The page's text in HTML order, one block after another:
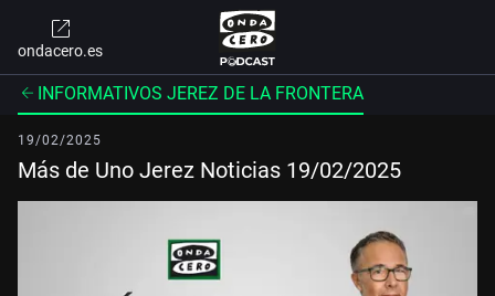
ondacero.es
INFORMATIVOS JEREZ DE LA FRONTERA
19/02/2025
Más de Uno Jerez Noticias 19/02/2025